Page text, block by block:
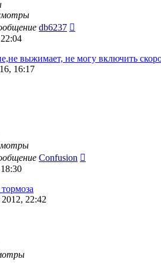
db6237
выжимает, не могу включить
16:17
Confusion
22:42